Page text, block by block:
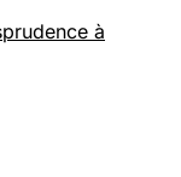
à